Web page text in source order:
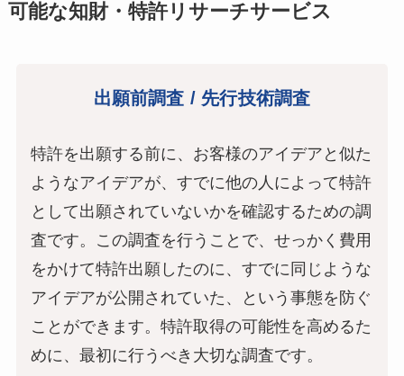
可能な知財・特許リサーチサービス
出願前調査 / 先行技術調査
特許を出願する前に、お客様のアイデアと似た
ようなアイデアが、すでに他の人によって特許
として出願されていないかを確認するための調
査です。この調査を行うことで、せっかく費用
をかけて特許出願したのに、すでに同じような
アイデアが公開されていた、という事態を防ぐ
ことができます。特許取得の可能性を高めるた
めに、最初に行うべき大切な調査です。